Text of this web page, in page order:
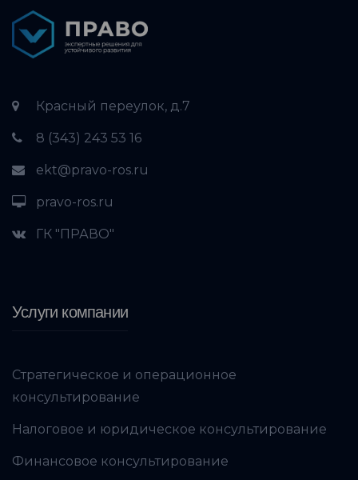
Красный переулок, д.7
8 (343) 243 53 16
ekt@pravo-ros.ru
pravo-ros.ru
ГК "ПРАВО"
Услуги компании
Стратегическое и операционное
консультирование
Налоговое и юридическое консультирование
Финансовое консультирование